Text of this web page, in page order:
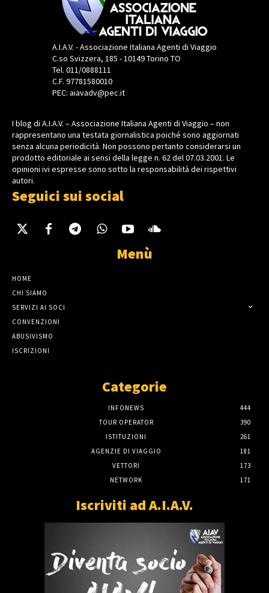
A.I.A.V. - Associazione Italiana Agenti di Viaggio
C.so Svizzera, 185 - 10149 Torino TO
Tel. 011/0888111
C.F. 97781580010
PEC: aiavadv@pec.it
I blog di A.I.A.V. – Associazione Italiana Agenti di Viaggio – non
rappresentano una testata giornalistica poiché sono aggiornati
senza alcuna periodicità. Non possono pertanto considerarsi un
prodotto editoriale ai sensi della legge n. 62 del 07.03.2001. Le
opinioni ivi espresse sono sotto la responsabilità dei rispettivi
autori.
Seguici sui social
Menù
HOME
CHI SIAMO
SERVIZI AI SOCI
CONVENZIONI
ABUSIVISMO
ISCRIZIONI
Categorie
INFONEWS
444
TOUR OPERATOR
390
ISTITUZIONI
261
AGENZIE DI VIAGGIO
181
VETTORI
173
NETWORK
171
Iscriviti ad A.I.A.V.